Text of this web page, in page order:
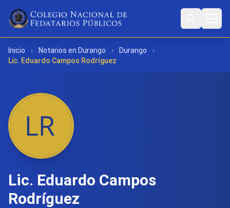
Inicio › Notarios en Durango › Durango
›
Lic. Eduardo Campos Rodríguez
Lic. Eduardo Campos
Rodríguez